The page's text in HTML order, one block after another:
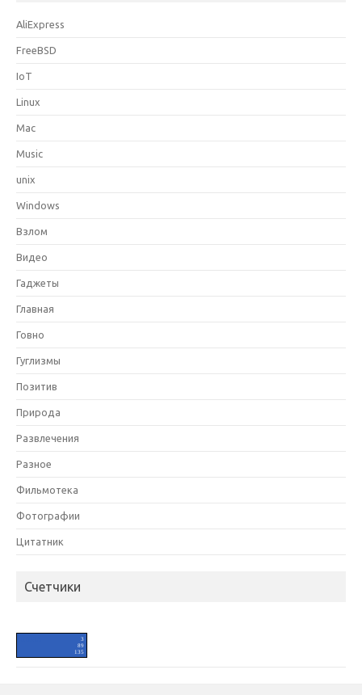
AliExpress
FreeBSD
IoT
Linux
Mac
Music
unix
Windows
Взлом
Видео
Гаджеты
Главная
Говно
Гуглизмы
Позитив
Природа
Развлечения
Разное
Фильмотека
Фотографии
Цитатник
Счетчики
3
89
135